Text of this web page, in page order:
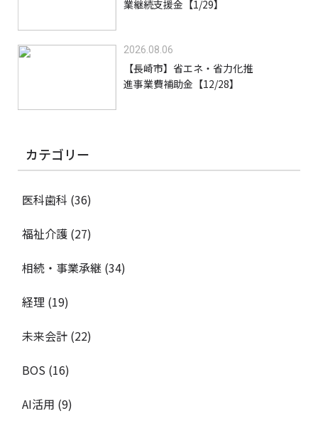
業継続支援金【1/29】
2026.08.06
【長崎市】省エネ・省力化推
進事業費補助金【12/28】
カテゴリー
医科歯科 (36)
福祉介護 (27)
相続・事業承継 (34)
経理 (19)
未来会計 (22)
BOS (16)
AI活用 (9)